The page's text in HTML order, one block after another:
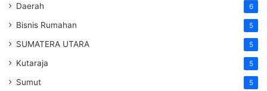
Daerah 6
Bisnis Rumahan 5
SUMATERA UTARA 5
Kutaraja 5
Sumut 5